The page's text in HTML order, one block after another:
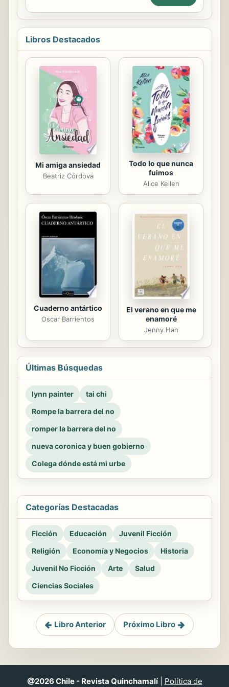
atractiva de este ensayo vitalista,
Luis Antonio de ...
del tráfico ilícito y la restitución de
bienes culturales en América Latina,
realizado en Buenos Aires en
diciembre de 2009, conjuntamente
Presidencia de la Nación y el
Ministerio de Relaciones Exteriores
de Argentina y la Unión Latina, el IILA
desea proseguir el camino que ha
delineado en estos últimos años, en
el ámbito de la formación y asistencia
técnica ofrecida a los Gobiernos...
Libros Destacados
Mi amiga ansiedad
Beatriz Córdova
Todo lo que nunca
fuimos
Alice Kellen
Cuaderno antártico
Oscar Barrientos
El verano en que me
enamoré
Jenny Han
Últimas Búsquedas
lynn painter
tai chi
Rompe la barrera del no
romper la barrera del no
nueva coronica y buen gobierno
Colega dónde está mi urbe
Categorías Destacadas
Ficción Educación
Juvenil Ficción
Religión
Economía y Negocios
Historia
Juvenil No Ficción
Arte
Salud
Ciencias Sociales
Libro Anterior Próximo Libro
@2026 Chile - Revista Quinchamalí| Política de